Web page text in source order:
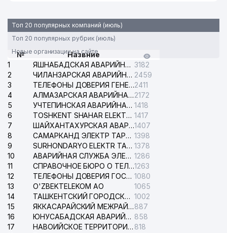
Топ 20 популярных компаний (июль)
Топ 20 популярных рубрик (июль)
Новые организации на сайте
№
Назвние
1
ЯШНАБАДСКАЯ АВАРИЙНАЯ СЛУЖБА ЭЛЕКТРОСЕТИ 3182
2
ЧИЛАНЗАРСКАЯ АВАРИЙНАЯ СЛУЖБА ЭЛЕКТРОСЕТИ 2459
3
ТЕЛЕФОНЫ ДОВЕРИЯ ГЕНЕРАЛЬНОЙ ПРОКУРАТУРЫ РЕСПУБЛИКИ УЗБЕКИСТАН2411
4
АЛМАЗАРСКАЯ АВАРИЙНАЯ СЛУЖБА ЭЛЕКТРОСЕТИ2172
5
УЧТЕПИНСКАЯ АВАРИЙНАЯ СЛУЖБА ЭЛЕКТРОСЕТИ 1418
6
TOSHKENT SHAHAR ELEKTR TARMOQLARI KORXONASI АО 1417
7
ШАЙХАНТАХУРСКАЯ АВАРИЙНАЯ СЛУЖБА ЭЛЕКТРОСЕТИ1407
8
САМАРКАНД ЭЛЕКТР ТАРМОКЛАРИ АО 1398
9
SURHONDARYO ELEKTR TARMOKLARI АО 1378
10
АВАРИЙНАЯ СЛУЖБА ЭЛЕКТРОСЕТИ ТАШКЕНТСКОГО РАЙОНА 1286
11
СПРАВОЧНОЕ БЮРО О ТЕЛЕФОНАХ ОРГАНИЗАЦИЙ г. ТАШКЕНТА1263
12
ТЕЛЕФОНЫ ДОВЕРИЯ ГОСУДАРСТВЕННОГО ЦЕНТРА ТЕСТИРОВАНИЯ 1080
13
O'ZBEKTELEKOM АО
1065
14
ТАШКЕНТСКИЙ ГОРОДСКОЙ СУД ПО ГРАЖДАНСКИМ ДЕЛАМ 1002
15
ЯККАСАРАЙСКИЙ МЕЖРАЙОННЫЙ СУД ПО ГРАЖДАНСКИМ ДЕЛАМ887
16
ЮНУСАБАДСКАЯ АВАРИЙНАЯ СЛУЖБА ЭЛЕКТРОСЕТИ 858
17
НАВОИЙСКОЕ ТЕРРИТОРИАЛЬНОЕ ПРЕДПРИЯТИЕ ЭЛЕКТРОСЕТИ АО 818